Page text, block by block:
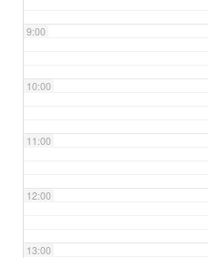
9:00
10:00
11:00
12:00
13:00